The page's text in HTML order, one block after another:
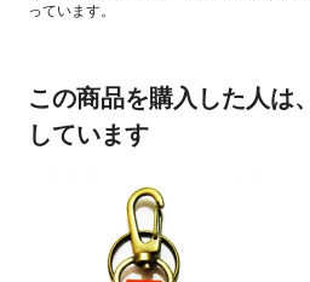
っています。
この商品を購入した人は
しています